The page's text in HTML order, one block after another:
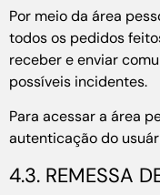
Por meio da área
todos os pedidos
receber e enviar
possíveis incidentes.
Para acessar a área
autenticação do
4.3. REMESSA